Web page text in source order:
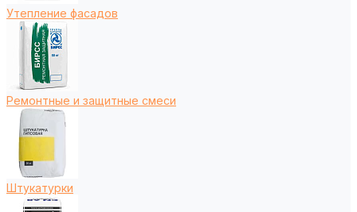
Утепление фасадов
Ремонтные и защитные смеси
Штукатурки